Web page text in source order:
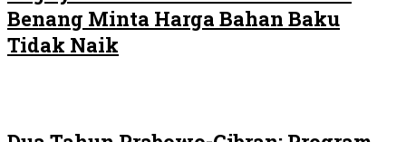
Benang Minta Harga Bahan Baku
Tidak Naik